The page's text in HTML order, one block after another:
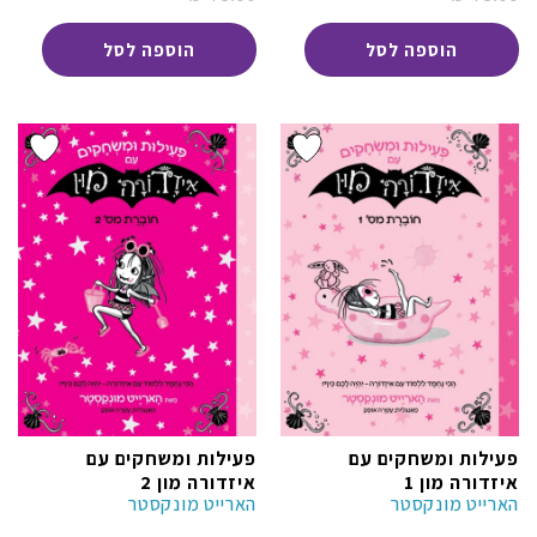
המקורי
39.00 ₪.
הוספה לסל
המקורי
39.00 ₪.
הוספה לסל
פעילות ומשחקים עם
איזדורה מון 1
הארייט מונקסטר
פעילות ומשחקים עם
איזדורה מון 2
הארייט מונקסטר